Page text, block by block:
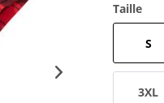
Taille
S
3XL